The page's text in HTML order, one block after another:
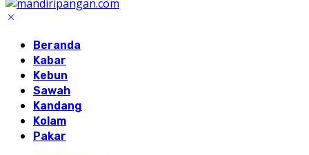
Beranda
Kabar
Kebun
Sawah
Kandang
Kolam
Pakar